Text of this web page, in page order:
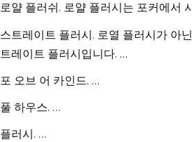
로얄 플러쉬. 로얄 플러시는 포커에서
스트레이트 플러시. 로열 플러시가 아
트레이트 플러시입니다. …
포 오브 어 카인드. …
풀 하우스. …
플러시. …